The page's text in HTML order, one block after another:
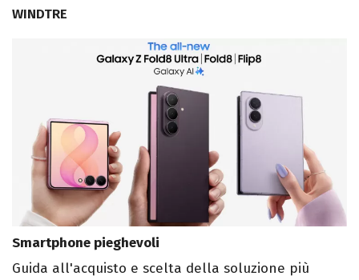
WINDTRE
Smartphone pieghevoli
Guida all'acquisto e scelta della soluzione più